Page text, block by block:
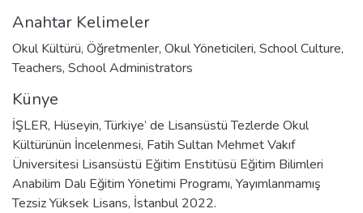
Anahtar Kelimeler
Okul Kültürü, Öğretmenler, Okul Yöneticileri, School Culture,
Teachers, School Administrators
Künye
İŞLER, Hüseyin, Türkiye’ de Lisansüstü Tezlerde Okul
Kültürünün İncelenmesi, Fatih Sultan Mehmet Vakıf
Üniversitesi Lisansüstü Eğitim Enstitüsü Eğitim Bilimleri
Anabilim Dalı Eğitim Yönetimi Programı, Yayımlanmamış
Tezsiz Yüksek Lisans, İstanbul 2022.